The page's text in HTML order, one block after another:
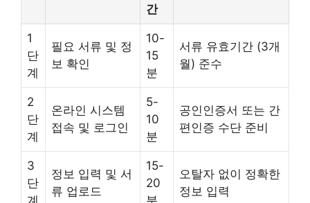
간
1
단
계
필요 서류 및 정
보 확인
10-
15
분
서류 유효기간 (3개
월) 준수
2
단
계
온라인 시스템
접속 및 로그인
5-
10
분
공인인증서 또는 간
편인증 수단 준비
3
단
정보 입력 및 서
류 업로드
15-
20
오탈자 없이 정확한
정보 입력